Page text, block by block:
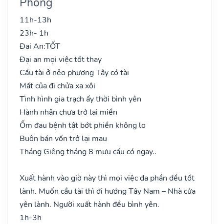
11h-13h
23h- 1h
Đại An:TỐT
Đại an mọi việc tốt thay
Cầu tài ở nẻo phương Tây có tài
Mất của đi chửa xa xôi
Tình hình gia trạch ấy thời bình yên
Hành nhân chưa trở lại miền
Ốm đau bệnh tật bớt phiền không lo
Buôn bán vốn trở lại mau
Tháng Giêng tháng 8 mưu cầu có ngay..
Xuất hành vào giờ này thì mọi việc đa phần đều tốt
lành. Muốn cầu tài thì đi hướng Tây Nam – Nhà cửa
yên lành. Người xuất hành đều bình yên.
1h-3h